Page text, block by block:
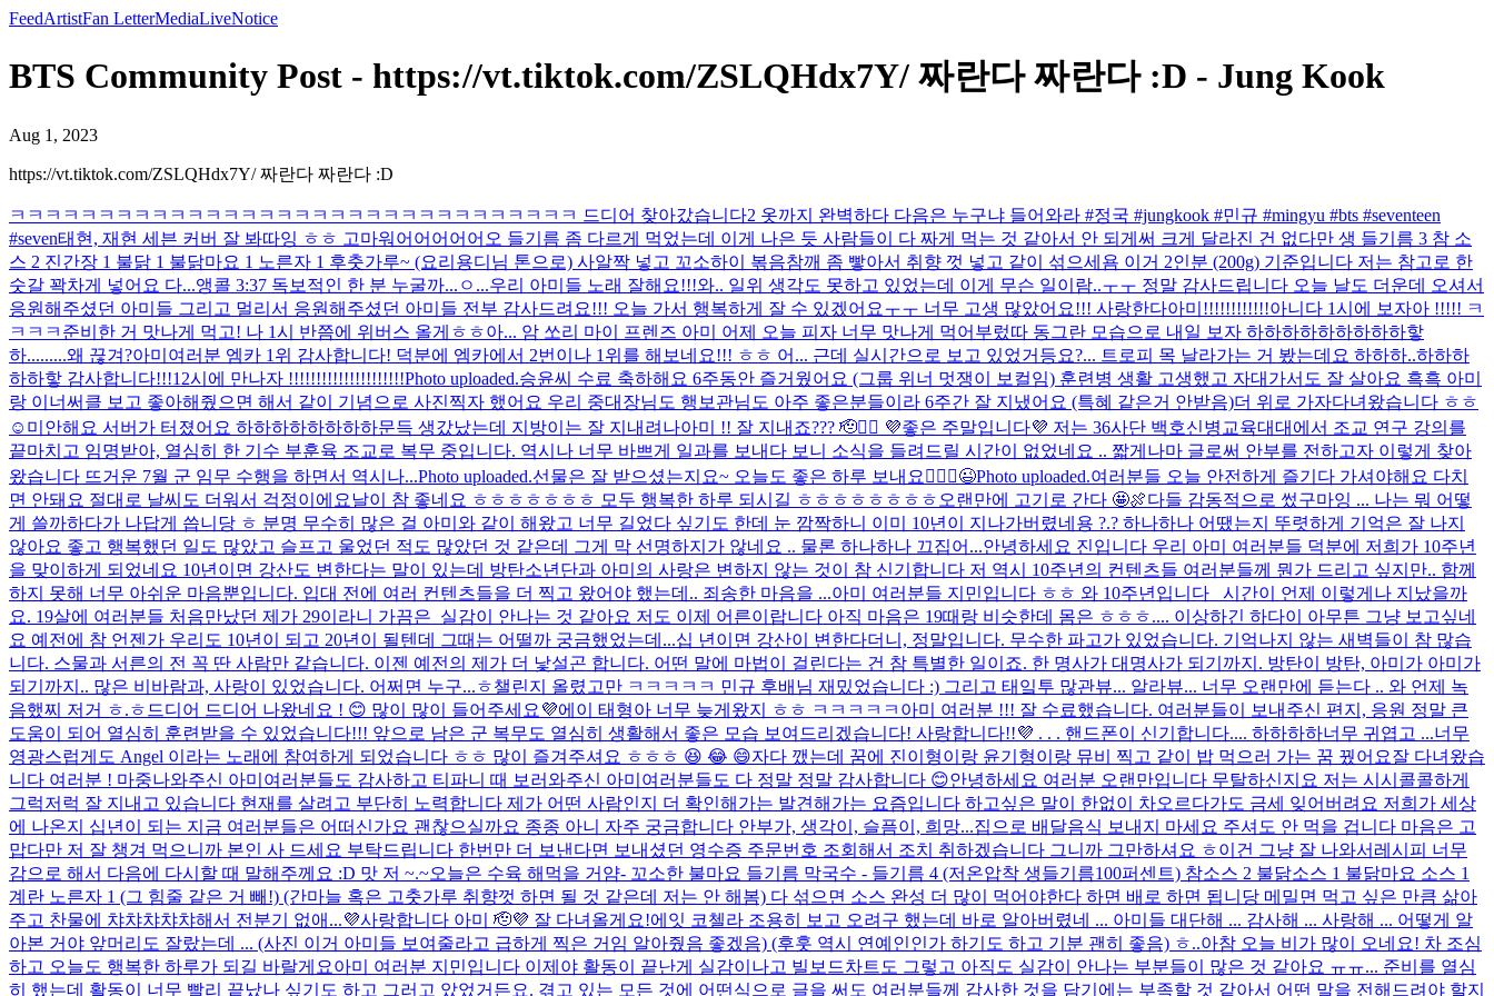
FeedArtistFan LetterMediaLiveNotice
BTS Community Post - https://vt.tiktok.com/ZSLQHdx7Y/ 짜란다 짜란다 :D - Jung Kook
Aug 1, 2023
https://vt.tiktok.com/ZSLQHdx7Y/ 짜란다 짜란다 :D
ㅋㅋㅋㅋㅋㅋㅋㅋㅋㅋㅋㅋㅋㅋㅋㅋㅋㅋㅋㅋㅋㅋㅋㅋㅋㅋㅋㅋㅋㅋㅋㅋ 드디어 찾아갔습니다2 옷까지 완벽하다 다음은 누구냐 들어와라 #정국 #jungkook #민규 #mingyu #bts #seventeen
#seven태현, 재현 세븐 커버 잘 봐따잉 ㅎㅎ 고마워어어어어어 오 들기름 좀 다르게 먹었는데 이게 나은 듯 사람들이 다 짜게 먹는 것 같아서 안 되게써 크게 달라진 건 없다만 생 들기름 3 참 소
스 2 진간장 1 불닭 1 불닭마요 1 노른자 1 후춧가루~ (요리용디님 톤으로) 사알짝 넣고 꼬소하이 볶음참깨 좀 빻아서 취향 껏 넣고 같이 섞으세욤 이거 2인분 (200g) 기준입니다 저는 참고로 한
숫갈 꽉차게 넣어요 다...앵콜 3:37 독보적인 한 분 누굴까... ㅇ...우리 아미들 노래 잘해요!!!와.. 일위 생각도 못하고 있었는데 이게 무슨 일이람..ㅜㅜ 정말 감사드립니다 오늘 날도 더운데 오셔서
응원해주셨던 아미들 그리고 멀리서 응원해주셨던 아미들 전부 감사드려요!!! 오늘 가서 행복하게 잘 수 있겠어요ㅜㅜ 너무 고생 많았어요!!! 사랑한다아미!!!!!!!!!!!!아니다 1시에 보자아 !!!!! ㅋ
ㅋㅋㅋ 준비한 거 맛나게 먹고! 나 1시 반쯤에 위버스 올게ㅎㅎ아... 암 쏘리 마이 프렌즈 아미 어제 오늘 피자 너무 맛나게 먹어부렀따 동그란 모습으로 내일 보자 하하하하하하하하하핳
하.........왜 끊겨?아미여러분 엠카 1위 감사합니다! 덕분에 엠카에서 2번이나 1위를 해보네요!!! ㅎㅎ 어... 근데 실시간으로 보고 있었거등요?... 트로피 목 날라가는 거 봤는데요 하하하..하하하
하하핳 감사합니다!!!12시에 만나자 !!!!!!!!!!!!!!!!!!!!!Photo uploaded.승윤씨 수료 축하해요 6주동안 즐거웠어요 (그룹 위너 멋쟁이 보컬임) 훈련병 생활 고생했고 자대가서도 잘 살아요 흑흑 아미
랑 이너써클 보고 좋아해줬으면 해서 같이 기념으로 사진찍자 했어요 우리 중대장님도 행보관님도 아주 좋은분들이라 6주간 잘 지냈어요 (특혜 같은거 안받음)더 위로 가자다녀왔습니다 ㅎㅎ
☺️ 미안해요 서버가 터졌어요 하하하하하하하하문득 생갔났는데 지방이는 잘 지내려나아미 !! 잘 지내죠??? 🫡❤️‍🔥 💜좋은 주말입니다💜 저는 36사단 백호신병교육대대에서 조교 연구 강의를
끝마치고 임명받아, 열심히 한 기수 부훈육 조교로 복무 중입니다. 역시나 너무 바쁘게 일과를 보내다 보니 소식을 들려드릴 시간이 없었네요 .. 짧게나마 글로써 안부를 전하고자 이렇게 찾아
왔습니다 뜨거운 7월 군 임무 수행을 하면서 역시나...Photo uploaded.선물은 잘 받으셨는지요~ 오늘도 좋은 하루 보내요🙋🏻‍♂️😉Photo uploaded.여러분들 오늘 안전하게 즐기다 가셔야해요 다치
면 안돼요 절대로 날씨도 더워서 걱정이에요날이 참 좋네요 ㅎㅎㅎㅎㅎㅎㅎ 모두 행복한 하루 되시길 ㅎㅎㅎ ㅎㅎㅎㅎㅎ 오랜만에 고기로 간다 🤩🍖다들 감동적으로 썼구마잉 ... 나는 뭐 어떻
게 쓸까하다가 나답게 씁니당 ㅎ 분명 무수히 많은 걸 아미와 같이 해왔고 너무 길었다 싶기도 한데 눈 깜짝하니 이미 10년이 지나가버렸네용 ?.? 하나하나 어땠는지 뚜렷하게 기억은 잘 나지
않아요 좋고 행복했던 일도 많았고 슬프고 울었던 적도 많았던 것 같은데 그게 막 선명하지가 않네요 .. 물론 하나하나 끄집어...안녕하세요 진입니다 우리 아미 여러분들 덕분에 저희가 10주년
을 맞이하게 되었네요 10년이면 강산도 변한다는 말이 있는데 방탄소년단과 아미의 사랑은 변하지 않는 것이 참 신기합니다 저 역시 10주년의 컨텐츠들 여러분들께 뭔가 드리고 싶지만.. 함께
하지 못해 너무 아쉬운 마음뿐입니다. 입대 전에 여러 컨텐츠들을 더 찍고 왔어야 했는데.. 죄송한 마음을 ...아미 여러분들 지민입니다 ㅎㅎ 와 10주년입니다 시간이 언제 이렇게나 지났을까
요. 19살에 여러분들 처음만났던 제가 29이라니 가끔은 실감이 안나는 것 같아요 저도 이제 어른이랍니다 아직 마음은 19때랑 비슷한데 몸은 ㅎㅎㅎ.... 이상하긴 하다이 아무튼 그냥 보고싶네
요 예전에 참 언젠가 우리도 10년이 되고 20년이 될텐데 그때는 어떨까 궁금했었는데...십 년이면 강산이 변한다더니, 정말입니다. 무수한 파고가 있었습니다. 기억나지 않는 새벽들이 참 많습
니다. 스물과 서른의 전 꼭 딴 사람만 같습니다. 이젠 예전의 제가 더 낯설곤 합니다. 어떤 말에 마법이 걸린다는 건 참 특별한 일이죠. 한 명사가 대명사가 되기까지. 방탄이 방탄, 아미가 아미가
되기까지.. 많은 비바람과, 사랑이 있었습니다. 어쩌면 누구...ㅎ챌린지 올렸고만 ㅋㅋㅋㅋㅋ 민규 후배님 재밌었습니다 :) 그리고 태잌투 많관뷰... 알라뷰... 너무 오랜만에 듣는다 .. 와 언제 녹
음했찌 저거 ㅎ.ㅎ 드디어 드디어 나왔네요 ! 😊 많이 많이 들어주세요💜에이 태형아 너무 늦게왔지 ㅎㅎ ㅋㅋㅋㅋㅋ 아미 여러분 !!! 잘 수료했습니다. 여러분들이 보내주신 편지, 응원 정말 큰
도움이 되어 열심히 훈련받을 수 있었습니다!!! 앞으로 남은 군 복무도 열심히 생활해서 좋은 모습 보여드리겠습니다! 사랑합니다!!💜 . . . 핸드폰이 신기합니다.... 하하하하너무 귀엽고 ...너무
영광스럽게도 Angel 이라는 노래에 참여하게 되었습니다 ㅎㅎ 많이 즐겨주셔요 ㅎㅎㅎ 😆 😂 😄자다 깼는데 꿈에 진이형이랑 윤기형이랑 뮤비 찍고 같이 밥 먹으러 가는 꿈 꿨어요잘 다녀왔습
니다 여러분 ! 마중나와주신 아미여러분들도 감사하고 티파니 때 보러와주신 아미여러분들도 다 정말 정말 감사합니다 😊안녕하세요 여러분 오랜만입니다 무탈하신지요 저는 시시콜콜하게
그럭저럭 잘 지내고 있습니다 현재를 살려고 부단히 노력합니다 제가 어떤 사람인지 더 확인해가는 발견해가는 요즘입니다 하고싶은 말이 한없이 차오르다가도 금세 잊어버려요 저희가 세상
에 나온지 십년이 되는 지금 여러분들은 어떠신가요 괜찮으실까요 종종 아니 자주 궁금합니다 안부가, 생각이, 슬픔이, 희망...집으로 배달음식 보내지 마세요 주셔도 안 먹을 겁니다 마음은 고
맙다만 저 잘 챙겨 먹으니까 본인 사 드세요 부탁드립니다 한번만 더 보낸다면 보내셨던 영수증 주문번호 조회해서 조치 취하겠습니다 그니까 그만하셔요 ㅎ이건 그냥 잘 나와서 레시피 너무
감으로 해서 다음에 다시할 때 말해주께요 :D 맛 저 ~.~오늘은 수육 해먹을 거얌- 꼬소한 불마요 들기름 막국수 - 들기름 4 (저온압착 생들기름100퍼센트) 참소스 2 불닭소스 1 불닭마요 소스 1
계란 노른자 1 (그 힘줄 같은 거 빼!) (간마늘 혹은 고춧가루 취향껏 하면 될 것 같은데 저는 안 해봄) 다 섞으면 소스 완성 더 많이 먹어야한다 하면 배로 하면 됩니당 메밀면 먹고 싶은 만큼 삶아
주고 찬물에 챠챠챠챠챠해서 전분기 없애...💜사랑합니다 아미 🫡💜 잘 다녀올게요!에잇 코첼라 조용히 보고 오려구 했는데 바로 알아버렸네 ... 아미들 대단해 ... 감사해 ... 사랑해 ... 어떻게 알
아본 거야 앞머리도 잘랐는데 ... (사진 이거 아미들 보여줄라고 급하게 찍은 거임 알아줬음 좋겠음) (후훗 역시 연예인인가 하기도 하고 기분 괜히 좋음) ㅎ..아참 오늘 비가 많이 오네요! 차 조심
하고 오늘도 행복한 하루가 되길 바랄게요아미 여러분 지민입니다 이제야 활동이 끝난게 실감이나고 빌보드차트도 그렇고 아직도 실감이 안나는 부분들이 많은 것 같아요 ㅠㅠ... 준비를 열심
히 했는데 활동이 너무 빨리 끝났나 싶기도 하고 그러고 았었거든요. 겪고 있는 모든 것에 어떤식으로 글을 써도 여러분들께 감사한 것을 담기에는 부족할 것 같아서 어떤 말을 전해드려야 할지